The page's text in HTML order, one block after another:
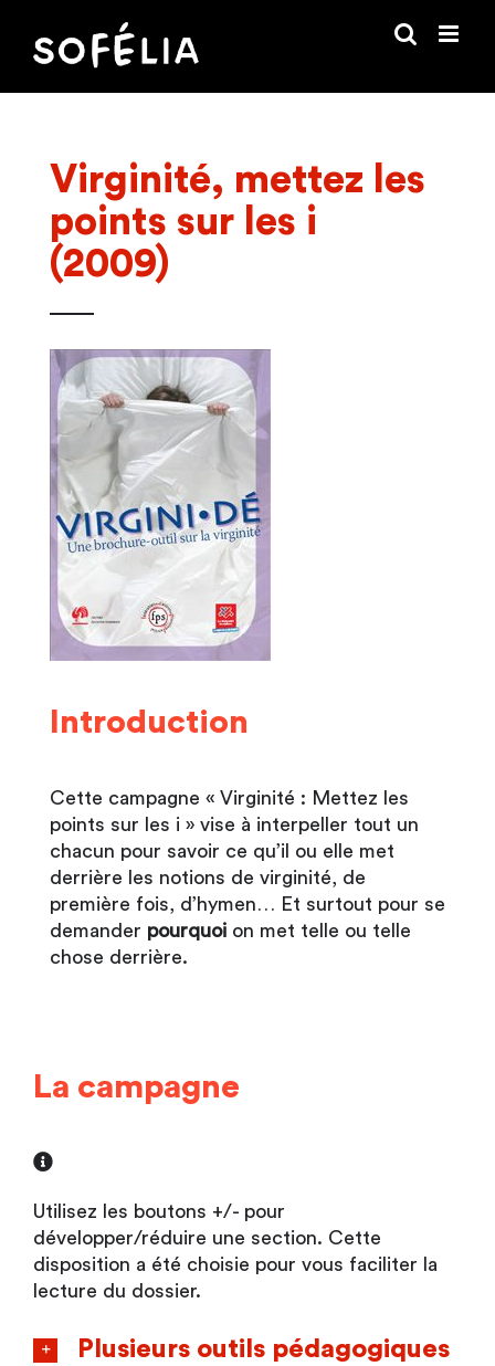
contenu
Virginité, mettez les
points sur les i
(2009)
Introduction
Cette campagne « Virginité : Mettez les
points sur les i » vise à interpeller tout un
chacun pour savoir ce qu’il ou elle met
derrière les notions de virginité, de
première fois, d’hymen… Et surtout pour se
demander pourquoion met telle ou telle
chose derrière.
La campagne
Utilisez les boutons +/- pour
développer/réduire une section. Cette
disposition a été choisie pour vous faciliter la
lecture du dossier.
Plusieurs outils pédagogiques